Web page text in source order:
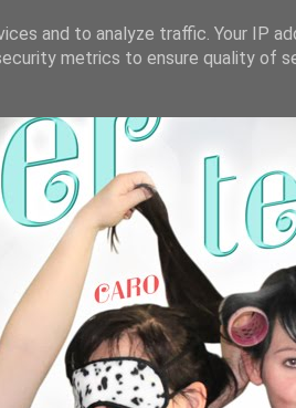
and to analyze traffic. Your IP
metrics to ensure quality of